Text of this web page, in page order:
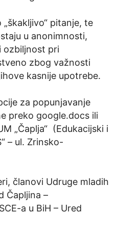
pitanje, te
u anonimnosti,
ozbiljnost pri
zbog važnosti
kasnije upotrebe.
za popunjavanje
preko google.docs ili
„Čaplja“ (Edukacijski i
– ul. Zrinsko-
članovi Udruge mladih
Čapljina –
a u BiH – Ured